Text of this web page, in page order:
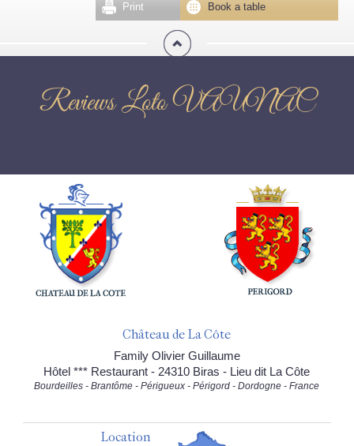
Book a table
Print
Reviews Loto VAUNAC
Château de La Côte
Family Olivier Guillaume
Hôtel *** Restaurant - 24310 Biras - Lieu dit La Côte
Bourdeilles - Brantôme - Périgueux - Périgord - Dordogne - France
Location